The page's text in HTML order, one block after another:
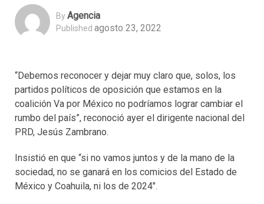
ByAgencia
Published agosto 23, 2022
“Debemos reconocer y dejar muy claro que, solos, los
partidos políticos de oposición que estamos en la
coalición Va por México no podríamos lograr cambiar el
rumbo del país”, reconoció ayer el dirigente nacional del
PRD, Jesús Zambrano.
Insistió en que “si no vamos juntos y de la mano de la
sociedad, no se ganará en los comicios del Estado de
México y Coahuila, ni los de 2024″.